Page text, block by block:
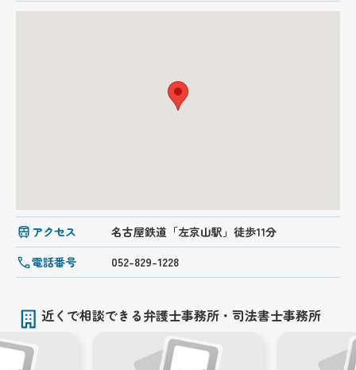
アクセス
名古屋鉄道「左京山駅」徒歩11分
電話番号
052-829-1228
近くで相談できる弁護士事務所・司法書士事務所